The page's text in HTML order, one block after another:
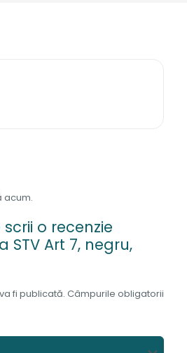
acum.
o recenzie
STV Art 7, negru,
fi publicată. Câmpurile obligatorii